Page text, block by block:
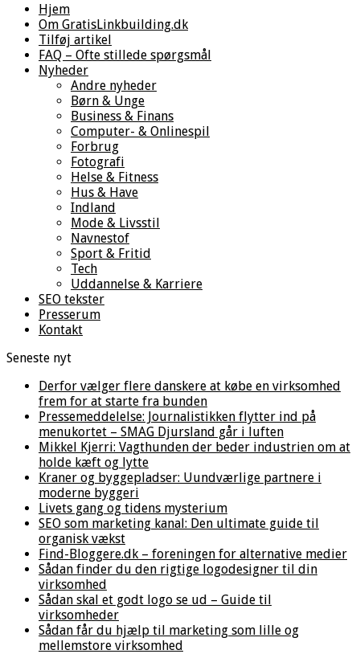
Hjem
Om GratisLinkbuilding.dk
Tilføj artikel
FAQ – Ofte stillede spørgsmål
Nyheder
Andre nyheder
Børn & Unge
Business & Finans
Computer- & Onlinespil
Forbrug
Fotografi
Helse & Fitness
Hus & Have
Indland
Mode & Livsstil
Navnestof
Sport & Fritid
Tech
Uddannelse & Karriere
SEO tekster
Presserum
Kontakt
Seneste nyt
Derfor vælger flere danskere at købe en virksomhed
frem for at starte fra bunden
Pressemeddelelse: Journalistikken flytter ind på
menukortet – SMAG Djursland går i luften
Mikkel Kjerri: Vagthunden der beder industrien om at
holde kæft og lytte
Kraner og byggepladser: Uundværlige partnere i
moderne byggeri
Livets gang og tidens mysterium
SEO som marketing kanal: Den ultimate guide til
organisk vækst
Find-Bloggere.dk – foreningen for alternative medier
Sådan finder du den rigtige logodesigner til din
virksomhed
Sådan skal et godt logo se ud – Guide til
virksomheder
Sådan får du hjælp til marketing som lille og
mellemstore virksomhed